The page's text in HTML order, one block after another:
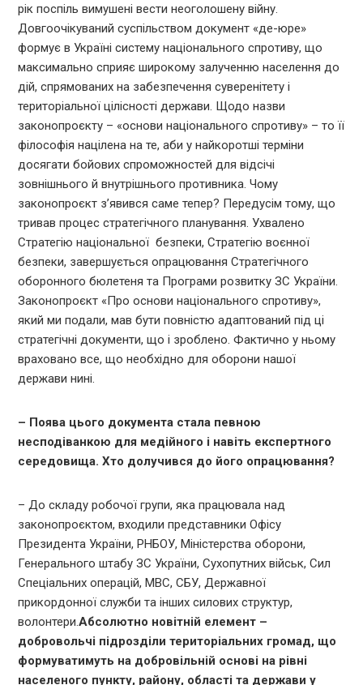
рік поспіль вимушені вести неоголошену війну.
Довгоочікуваний суспільством документ «де-юре»
формує в Україні систему національного спротиву, що
максимально сприяє широкому залученню населення до
дій, спрямованих на забезпечення суверенітету і
територіальної цілісності держави. Щодо назви
законопроєкту – «основи національного спротиву» – то її
філософія націлена на те, аби у найкоротші терміни
досягати бойових спроможностей для відсічі
зовнішнього й внутрішнього противника. Чому
законопроєкт з’явився саме тепер? Передусім тому, що
тривав процес стратегічного планування. Ухвалено
Стратегію національної безпеки, Стратегію воєнної
безпеки, завершується опрацювання Стратегічного
оборонного бюлетеня та Програми розвитку ЗС України.
Законопроєкт «Про основи національного спротиву»,
який ми подали, мав бути повністю адаптований під ці
стратегічні документи, що і зроблено. Фактично у ньому
враховано все, що необхідно для оборони нашої
держави нині.
– Поява цього документа стала певною
несподіванкою для медійного і навіть експертного
середовища. Хто долучився до його опрацювання?
– До складу робочої групи, яка працювала над
законопроєктом, входили представники Офісу
Президента України, РНБОУ, Міністерства оборони,
Генерального штабу ЗС України, Сухопутних військ, Сил
Спеціальних операцій, МВС, СБУ, Державної
прикордонної служби та інших силових структур,
волонтери.Абсолютно новітній елемент –
добровольчі підрозділи територіальних громад, що
формуватимуть на добровільній основі на рівні
населеного пункту, району, області та держави у